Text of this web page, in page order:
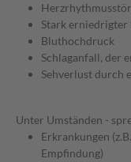
Stark
Bluthochdruck
Schlaganfall, der
Sehverlust durch
Unter Umständen -
Erkrankungen
Empfindung)